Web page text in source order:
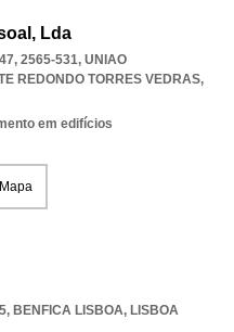
Lda
2565-531, UNIAO
REDONDO TORRES VEDRAS,
em edifícios
, BENFICA LISBOA, LISBOA